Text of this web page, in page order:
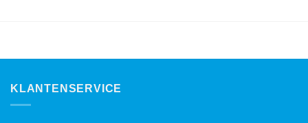
KLANTENSERVICE